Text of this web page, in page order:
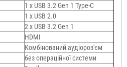
1 x USB 3.2 Gen 1 Type-C
1 х USB 2.0
2 x USB 3.2 Gen 1
HDMI
Комбінований аудіороз'єм
без операційної системи